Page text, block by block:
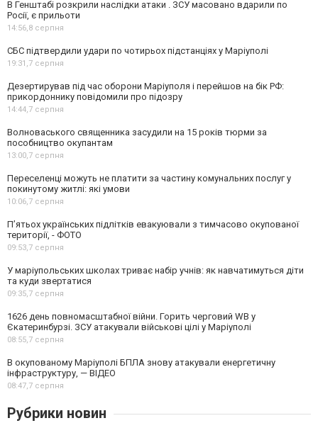
В Генштабі розкрили наслідки атаки . ЗСУ масовано вдарили по
Росії, є прильоти
14:56,8 серпня
СБС підтвердили удари по чотирьох підстанціях у Маріуполі
19:31,7 серпня
Дезертирував під час оборони Маріуполя і перейшов на бік РФ:
прикордоннику повідомили про підозру
14:44,7 серпня
Волноваського священника засудили на 15 років тюрми за
пособництво окупантам
13:00,7 серпня
Переселенці можуть не платити за частину комунальних послуг у
покинутому житлі: які умови
10:06,7 серпня
П’ятьох українських підлітків евакуювали з тимчасово окупованої
території, - ФОТО
09:53,7 серпня
У маріупольських школах триває набір учнів: як навчатимуться діти
та куди звертатися
09:35,7 серпня
1626 день повномасштабної війни. Горить черговий WB у
Єкатеринбурзі. ЗСУ атакували військові цілі у Маріуполі
08:55,7 серпня
В окупованому Маріуполі БПЛА знову атакували енергетичну
інфраструктуру, — ВІДЕО
08:47,7 серпня
Рубрики новин